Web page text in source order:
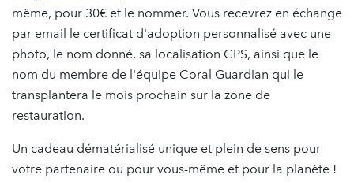
même, pour 30€ et le nommer. Vous recevrez en échange
par email le certificat d'adoption personnalisé avec une
photo, le nom donné, sa localisation GPS, ainsi que le
nom du membre de l'équipe Coral Guardian qui le
transplantera le mois prochain sur la zone de
restauration.
Un cadeau dématérialisé unique et plein de sens pour
votre partenaire ou pour vous-même et pour la planète !